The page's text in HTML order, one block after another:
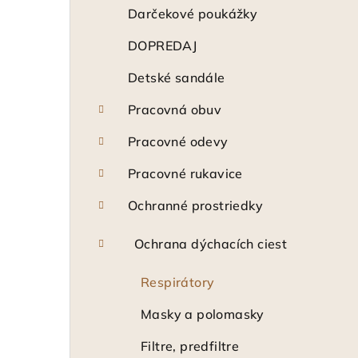
Darčekové poukážky
DOPREDAJ
Detské sandále
Pracovná obuv
Pracovné odevy
Pracovné rukavice
Ochranné prostriedky
Ochrana dýchacích ciest
Respirátory
Masky a polomasky
Filtre, predfiltre